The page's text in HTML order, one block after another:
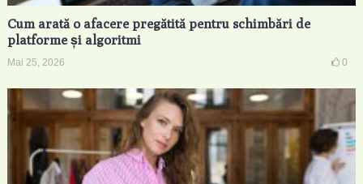
Cum arată o afacere pregătită pentru schimbări de
platforme și algoritmi
Mai 25, 2026 0